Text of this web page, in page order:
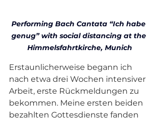
Performing Bach Cantata “Ich habe
genug” with social distancing at the
Himmelsfahrtkirche, Munich
Erstaunlicherweise begann ich
nach etwa drei Wochen intensiver
Arbeit, erste Rückmeldungen zu
bekommen. Meine ersten beiden
bezahlten Gottesdienste fanden